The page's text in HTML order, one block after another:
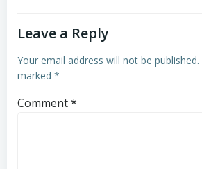
Leave a Reply
Your email address will not be published.
marked *
Comment*